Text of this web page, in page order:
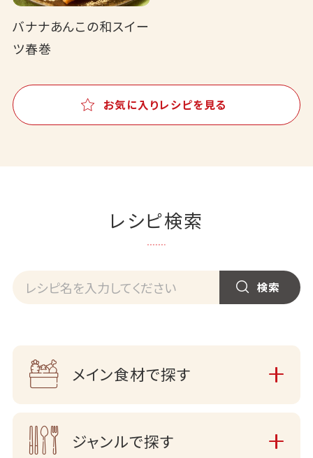
バナナあんこの和スイー
ツ春巻
お気に入りレシピを見る
レシピ検索
メイン食材で探す
ジャンルで探す